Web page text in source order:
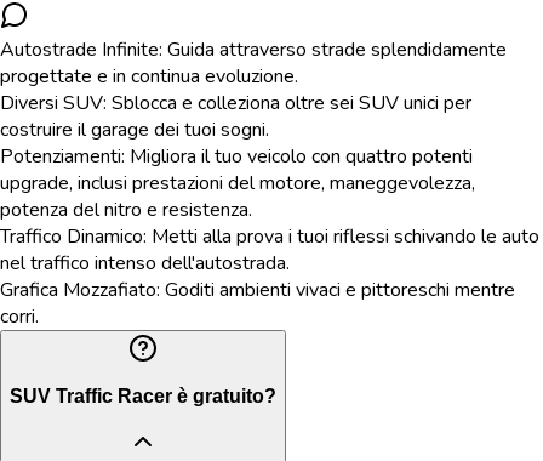
Autostrade Infinite: Guida attraverso strade splendidamente
progettate e in continua evoluzione.
Diversi SUV: Sblocca e colleziona oltre sei SUV unici per
costruire il garage dei tuoi sogni.
Potenziamenti: Migliora il tuo veicolo con quattro potenti
upgrade, inclusi prestazioni del motore, maneggevolezza,
potenza del nitro e resistenza.
Traffico Dinamico: Metti alla prova i tuoi riflessi schivando le auto
nel traffico intenso dell'autostrada.
Grafica Mozzafiato: Goditi ambienti vivaci e pittoreschi mentre
corri.
SUV Traffic Racer è gratuito?